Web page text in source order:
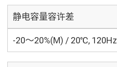
静电容量容许差
-20～20%(M) / 20℃, 120Hz